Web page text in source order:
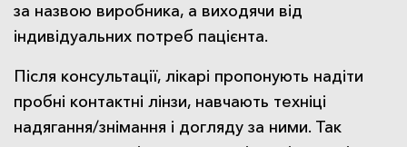
за назвою виробника, а виходячи від
індивідуальних потреб пацієнта.
Після консультації, лікарі пропонують надіти
пробні контактні лінзи, навчають техніці
надягання/знімання і догляду за ними. Так